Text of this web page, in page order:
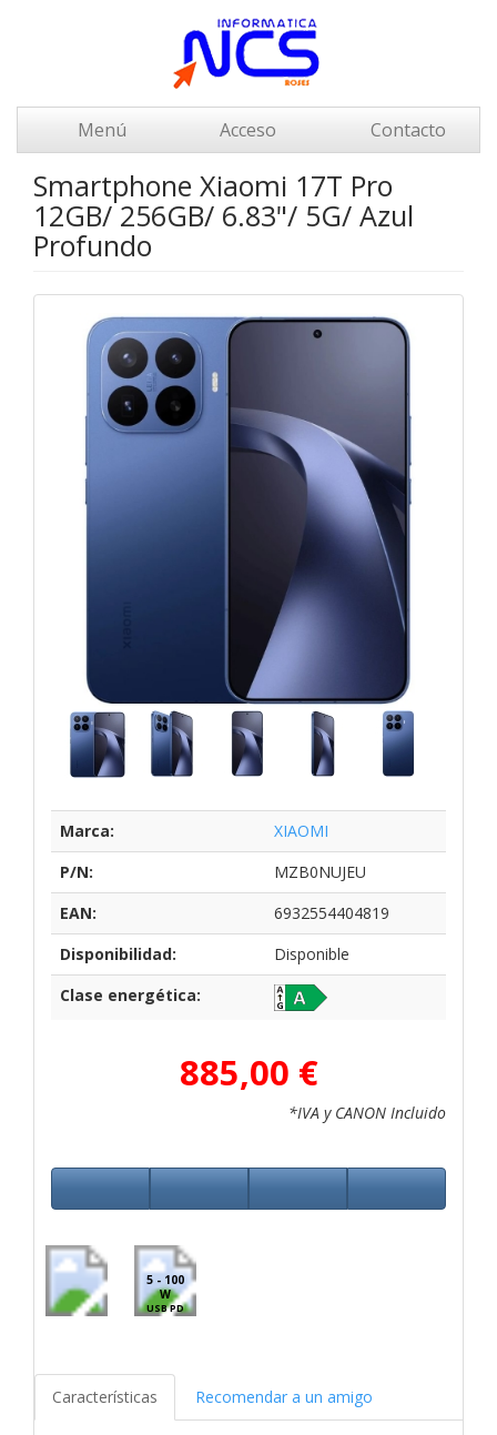
Menú Acceso Contacto
Smartphone Xiaomi 17T Pro
12GB/ 256GB/ 6.83"/ 5G/ Azul
Profundo
Marca:
XIAOMI
P/N:
MZB0NUJEU
EAN:
6932554404819
Disponibilidad:
Disponible
Clase energética:
885,00 €
*IVA y CANON Incluido
5 - 100
W
USB PD
Características Recomendar a un amigo